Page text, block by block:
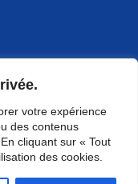
votre expérience
des contenus
cliquant sur « Tout
des cookies.